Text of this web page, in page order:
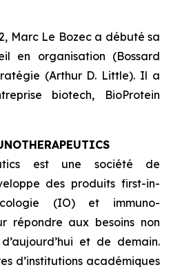
Marc Le Bozec a débuté sa
en organisation (Bossard
(Arthur D. Little). Il a
biotech, BioProtein
est une société de
des produits first-in-
(IO) et immuno-
répondre aux besoins non
et de demain.
d’institutions académiques